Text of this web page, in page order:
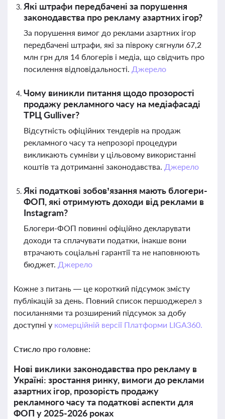
Які штрафи передбачені за порушення
законодавства про рекламу азартних ігор?
За порушення вимог до реклами азартних ігор
передбачені штрафи, які за півроку сягнули 67,2
млн грн для 14 блогерів і медіа, що свідчить про
посилення відповідальності. Джерело
Чому виникли питання щодо прозорості
продажу рекламного часу на медіафасаді
ТРЦ Gulliver?
Відсутність офіційних тендерів на продаж
рекламного часу та непрозорі процедури
викликають сумніви у цільовому використанні
коштів та дотриманні законодавства. Джерело
Які податкові зобов’язання мають блогери-
ФОП, які отримують доходи від реклами в
Instagram?
Блогери-ФОП повинні офіційно декларувати
доходи та сплачувати податки, інакше вони
втрачають соціальні гарантії та не наповнюють
бюджет. Джерело
Кожне з питань — це короткий підсумок змісту
публікацій за день. Повний список першоджерел з
посиланнями та розширений підсумок за добу
доступні у комерційній версії Платформи LIGA360.
Стисло про головне:
Нові виклики законодавства про рекламу в
Україні: зростання ринку, вимоги до реклами
азартних ігор, прозорість продажу
рекламного часу та податкові аспекти для
ФОП у 2025-2026 роках